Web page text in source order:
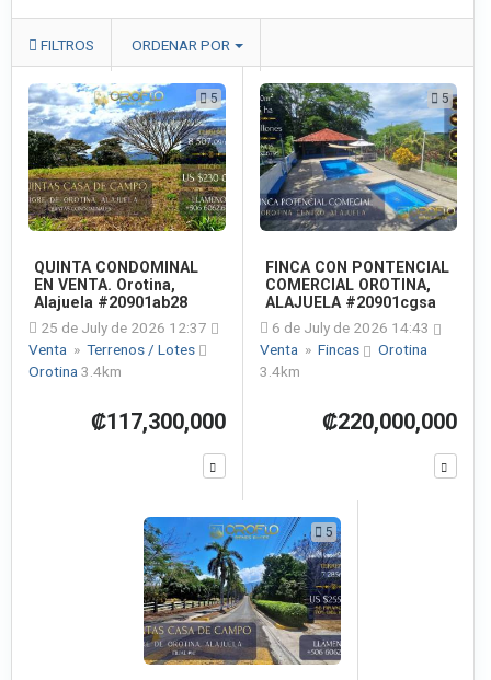
FILTROS ORDENAR POR
5
QUINTA CONDOMINAL
EN VENTA. Orotina,
Alajuela #20901ab28
25 de July de 2026 12:37
Venta » Terrenos / Lotes
Orotina 3.4km
₡117,300,000
5
FINCA CON PONTENCIAL
COMERCIAL OROTINA,
ALAJUELA #20901cgsa
6 de July de 2026 14:43
Venta » Fincas
Orotina
3.4km
₡220,000,000
5